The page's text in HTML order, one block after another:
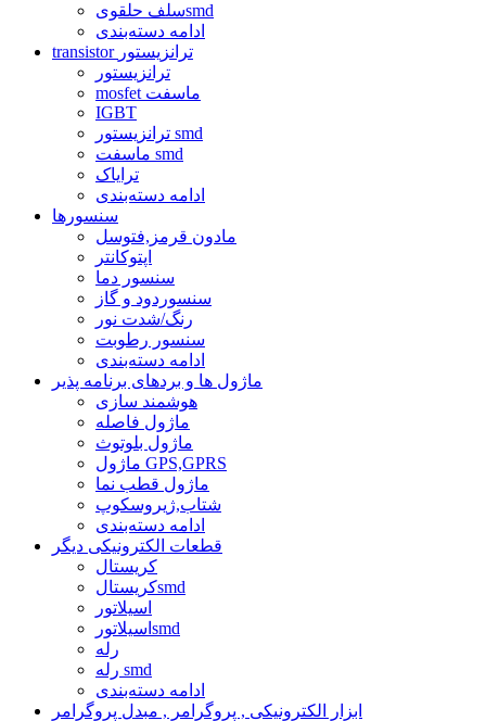
سلف حلقویsmd
ادامه دسته‌بندی
transistor ترانزیستور
ترانزیستور
mosfet ماسفت
IGBT
ترانزیستور smd
ماسفت smd
ترایاک
ادامه دسته‌بندی
سنسورها
مادون قرمز,فتوسل
اپتوکانتر
سنسور دما
سنسوردود و گاز
رنگ/شدت نور
سنسور رطوبت
ادامه دسته‌بندی
ماژول ها و بردهای برنامه پذیر
هوشمند سازی
ماژول فاصله
ماژول بلوتوث
ماژول GPS,GPRS
ماژول قطب نما
شتاب,ژیروسکوپ
ادامه دسته‌بندی
قطعات الکترونیکی دیگر
کریستال
کریستالsmd
اسیلاتور
اسیلاتورsmd
رله
رله smd
ادامه دسته‌بندی
ابزار الکترونیکی , پروگرامر , مبدل پروگرامر